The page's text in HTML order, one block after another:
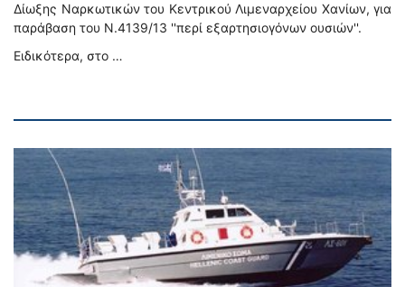
Δίωξης Ναρκωτικών του Κεντρικού Λιμεναρχείου Χανίων, για
παράβαση του N.4139/13 ''περί εξαρτησιογόνων ουσιών''.
Ειδικότερα, στο …